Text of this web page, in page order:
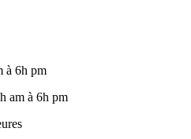
à 6h pm
am à 6h pm